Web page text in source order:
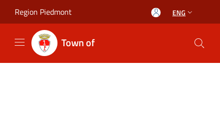
Region Piedmont ENG
Town of